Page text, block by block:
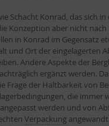
Schacht Konrad, das sich
Konzeption aber nicht nach
in Konrad im Gegensatz
und Ort der eingelagerten
Andere Aspekte der
ergänzt werden.
Frage der Haltbarkeit von
die immer
werden und von
Verpackungangewandt